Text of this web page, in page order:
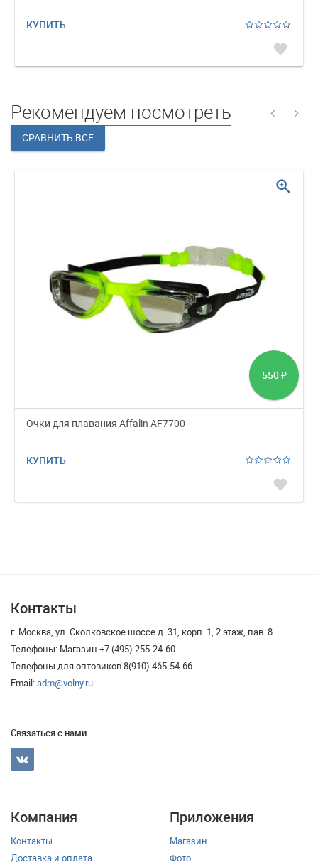
КУПИТЬ
favorite
Рекомендуем посмотреть
550 ₽
Очки для плавания Affalin AF7700
КУПИТЬ
favorite
zoom_in
Контакты
г. Москва, ул. Сколковское шоссе д. 31, корп. 1, 2 этаж, пав. 8
Телефоны: Магазин +7 (495) 255-24-60
Телефоны для оптовиков 8(910) 465-54-66
Email:adm@volny.ru
Связаться с нами
Компания
Контакты
Доставка и оплата
Приложения
Магазин
Фото